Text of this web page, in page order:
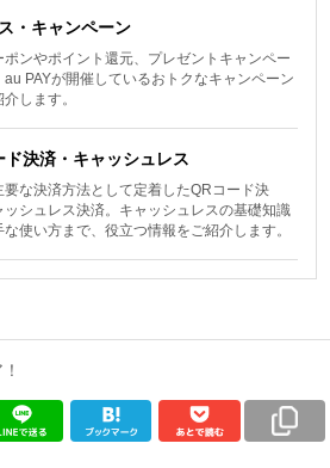
・キャンペーン
ポンやポイント還元、プレゼントキャンペー
au PAYが開催しているおトクなキャンペーン
します。
ド決済・キャッシュレス
要な決済方法として定着したQRコード決
ッシュレス決済。キャッシュレスの基礎知識
な使い方まで、役立つ情報をご紹介します。